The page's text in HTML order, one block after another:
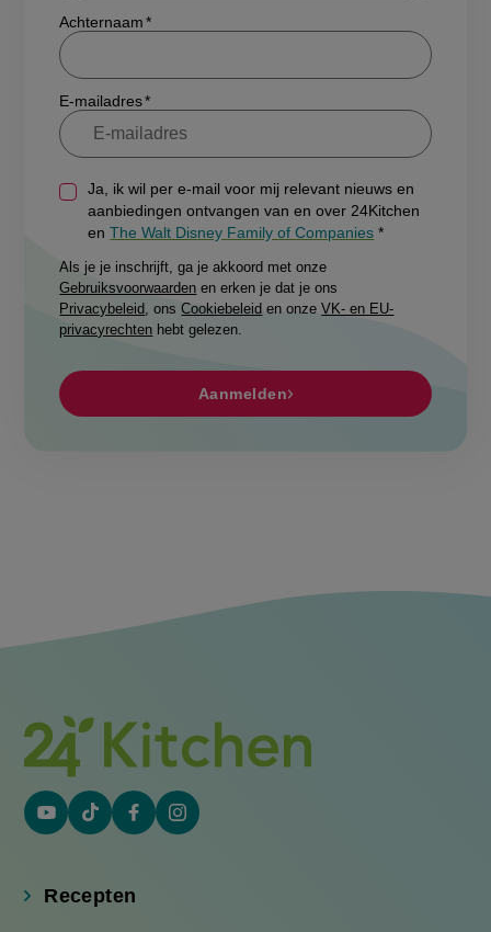
Achternaam
E-mailadres
Ja, ik wil per e-mail voor mij relevant nieuws en
aanbiedingen ontvangen van en over 24Kitchen
enThe Walt Disney Family of Companies
Als je je inschrijft, ga je akkoord met onze
Gebruiksvoorwaarden en erken je dat je ons
Privacybeleid, onsCookiebeleid en onzeVK- en EU-
privacyrechten hebt gelezen.
Aanmelden
YouTube
link)
Tiktok
link)
Facebook
link)
Instagram
Recepten